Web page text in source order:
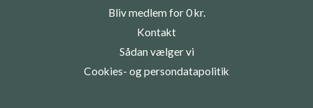
Bliv medlem for 0 kr.
Kontakt
Sådan vælger vi
Cookies- og persondatapolitik